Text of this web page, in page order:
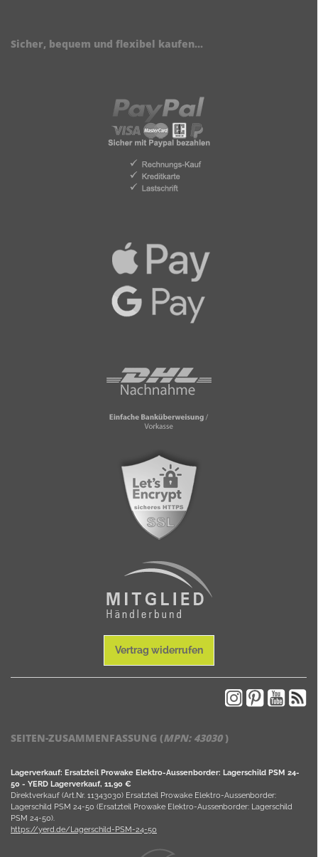
Sicher, bequem und flexibel kaufen...
Vertrag widerrufen
SEITEN-ZUSAMMENFASSUNG (MPN: 43030)
Lagerverkauf: Ersatzteil Prowake Elektro-Aussenborder: Lagerschild PSM 24-
50 - YERD Lagerverkauf, 11,90 €
Direktverkauf (Art.Nr. 11343030) Ersatzteil Prowake Elektro-Aussenborder:
Lagerschild PSM 24-50 (Ersatzteil Prowake Elektro-Aussenborder: Lagerschild
PSM 24-50).
https://yerd.de/Lagerschild-PSM-24-50